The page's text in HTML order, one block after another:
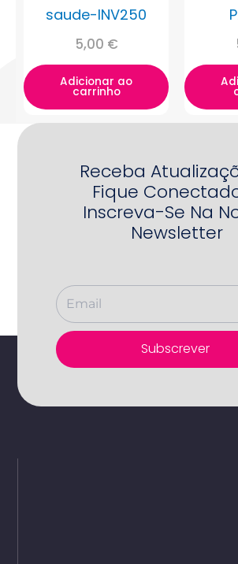
saude-INV250
5,00 €
Adicionar ao
carrinho
Receba
Fique
Inscreva-Se Na
Newsletter
Subscrever